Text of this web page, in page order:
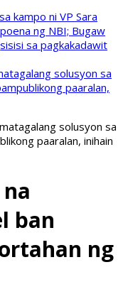
kampo ni VP Sara
ng NBI; Bugaw
sa pagkakadawit
solusyon sa
paaralan,
solusyon sa
paaralan, inihain
ban
ng